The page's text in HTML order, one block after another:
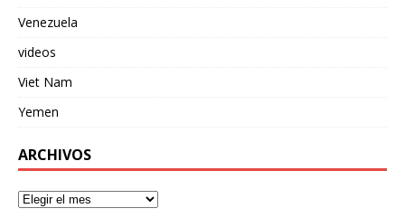
Venezuela
videos
Viet Nam
Yemen
ARCHIVOS